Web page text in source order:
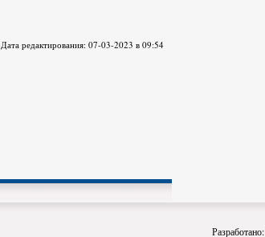
Дата редактирования: 07-03-2023 в 09:54
Разработано: